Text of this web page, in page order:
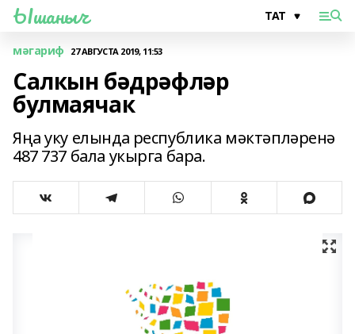
Ышаныч
мәгариф 27 АВГУСТА 2019, 11:53
Салкын бәдрәфләр
булмаячак
Яңа уку елында республика мәктәпләренә
487 737 бала укырга бара.